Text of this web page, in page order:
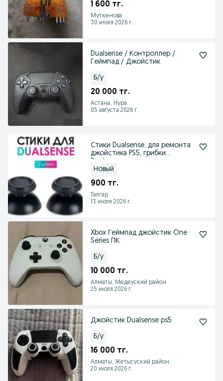
1 600 тг.
Муткенова
30 июля 2026 г.
Dualsense / Контроллер /
Геймпад / Джойстик
Б/у
20 000 тг.
Астана, Нура
05 августа 2026 г.
Стики Dualsense, для ремонта
джойстика PS5, грибки
Новый
900 тг.
Талгар
13 июля 2026 г.
Xbox Геймпад джойстик One
Series ПК
Б/у
10 000 тг.
Алматы, Медеуский район
25 июля 2026 г.
Джойстик Dualsense ps5
Б/у
16 000 тг.
Алматы, Жетысуский район
20 июля 2026 г.